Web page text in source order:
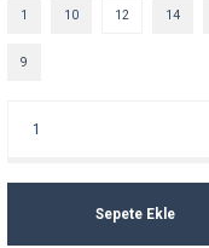
1 10 12 14
9
Sepete Ekle